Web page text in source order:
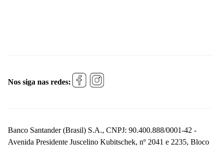
Nos siga nas redes:
Banco Santander (Brasil) S.A., CNPJ: 90.400.888/0001-42 -
Avenida Presidente Juscelino Kubitschek, nº 2041 e 2235, Bloco